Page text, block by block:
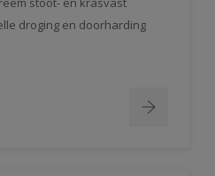
droging en doorharding